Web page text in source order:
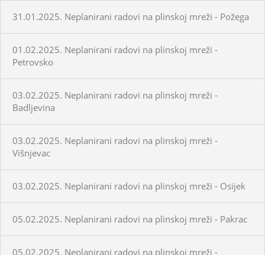
31.01.2025. Neplanirani radovi na plinskoj mreži - Požega
01.02.2025. Neplanirani radovi na plinskoj mreži -
Petrovsko
03.02.2025. Neplanirani radovi na plinskoj mreži -
Badljevina
03.02.2025. Neplanirani radovi na plinskoj mreži -
Višnjevac
03.02.2025. Neplanirani radovi na plinskoj mreži - Osijek
05.02.2025. Neplanirani radovi na plinskoj mreži - Pakrac
05.02.2025. Neplanirani radovi na plinskoj mreži -